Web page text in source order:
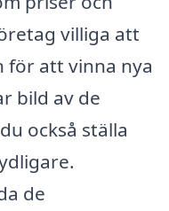
villiga att
för att vinna nya
bild av de
också ställa
de